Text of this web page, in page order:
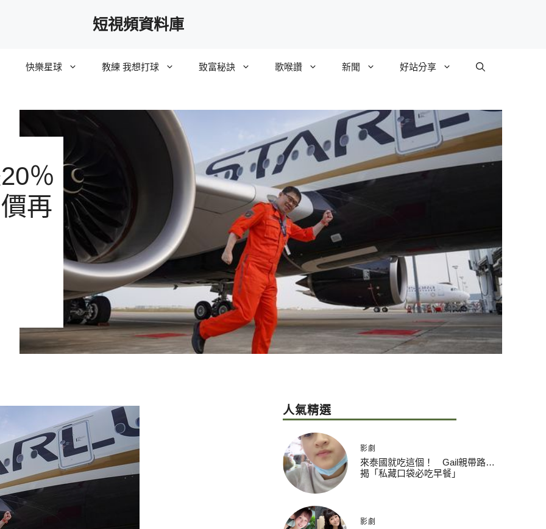
短視頻資料庫
快樂星球 教練 我想打球 致富秘訣 歌喉讚 新聞 好站分享
％
再
人氣精選
影劇
來泰國就吃這個！ Gail親帶路…
揭「私藏口袋必吃早餐」
影劇